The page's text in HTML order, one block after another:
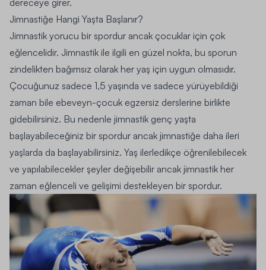
dereceye girer.
Jimnastiğe Hangi Yaşta Başlanır?
Jimnastik yorucu bir spordur ancak çocuklar için çok
eğlencelidir. Jimnastik ile ilgili en güzel nokta, bu sporun
zindelikten bağımsız olarak her yaş için uygun olmasıdır.
Çocuğunuz sadece 1,5 yaşında ve sadece yürüyebildiği
zaman bile ebeveyn-çocuk egzersiz derslerine birlikte
gidebilirsiniz. Bu nedenle jimnastik genç yaşta
başlayabileceğiniz bir spordur ancak jimnastiğe daha ileri
yaşlarda da başlayabilirsiniz. Yaş ilerledikçe öğrenilebilecek
ve yapılabilecekler şeyler değişebilir ancak jimnastik her
zaman eğlenceli ve gelişimi destekleyen bir spordur.